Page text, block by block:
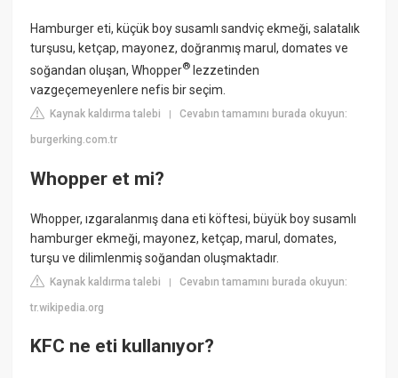
Hamburger eti, küçük boy susamlı sandviç ekmeği, salatalık
turşusu, ketçap, mayonez, doğranmış marul, domates ve
soğandan oluşan, Whopper® lezzetinden
vazgeçemeyenlere nefis bir seçim.
Kaynak kaldırma talebi |Cevabın tamamını burada okuyun:
burgerking.com.tr
Whopper et mi?
Whopper, ızgaralanmış dana eti köftesi, büyük boy susamlı
hamburger ekmeği, mayonez, ketçap, marul, domates,
turşu ve dilimlenmiş soğandan oluşmaktadır.
Kaynak kaldırma talebi |Cevabın tamamını burada okuyun:
tr.wikipedia.org
KFC ne eti kullanıyor?